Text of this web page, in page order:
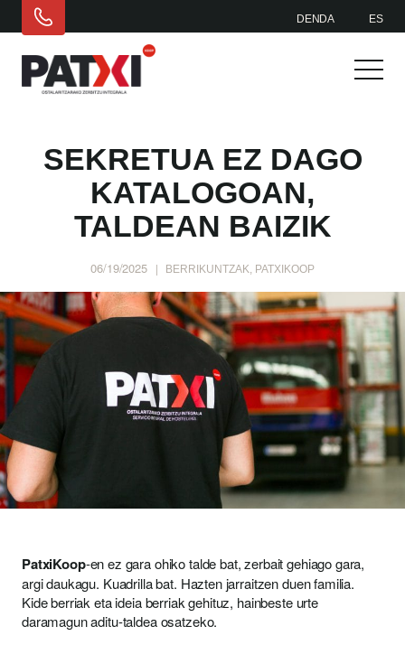
DENDA ES
SEKRETUA EZ DAGO
KATALOGOAN,
TALDEAN BAIZIK
06/19/2025 | BERRIKUNTZAK, PATXIKOOP
PatxiKoop-en ez gara ohiko talde bat, zerbait gehiago gara,
argi daukagu. Kuadrilla bat. Hazten jarraitzen duen familia.
Kide berriak eta ideia berriak gehituz, hainbeste urte
daramagun aditu-taldea osatzeko.